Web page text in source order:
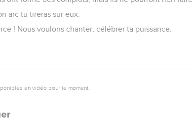
arc tu tireras sur eux.
! Nous voulons chanter, célébrer ta puissance.
en vidéo pour le moment.